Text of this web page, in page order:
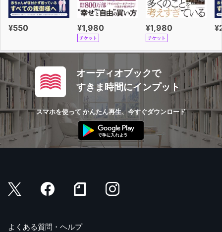
¥550 ¥1,980
チケット
¥1,980
チケット
オーディオブックで
すきま時間にインプット
スマホを使って かんたん再生、今すぐダウンロード
よくある質問・ヘルプ